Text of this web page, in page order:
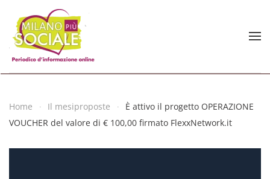
Skip to main content
Home Il mesiproposte
È attivo il progetto OPERAZIONE
VOUCHER del valore di € 100,00 firmato FlexxNetwork.it